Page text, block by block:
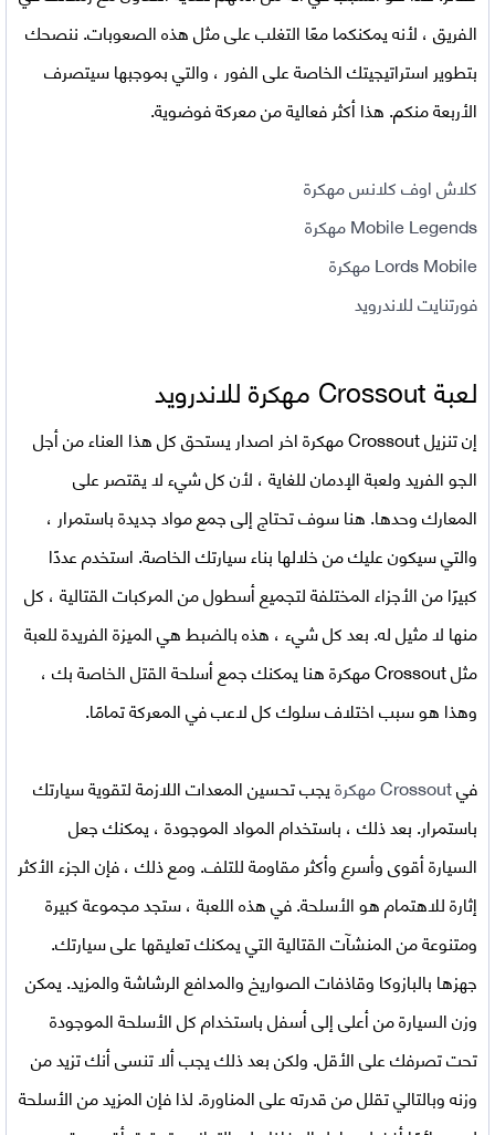
الفريق ، لأنه يمكنكما معًا التغلب على مثل هذه الصعوبات. ننصحك
بتطوير استراتيجيتك الخاصة على الفور ، والتي بموجبها سيتصرف
الأربعة منكم. هذا أكثر فعالية من معركة فوضوية.
كلاش اوف كلانس مهكرة
Mobile Legends مهكرة
Lords Mobile مهكرة
فورتنايت للاندرويد
لعبةCrossout مهكرة للاندرويد
إنتنزيل Crossout مهكرة اخر اصدار
يستحق كل هذا العناء من أجل
الجو الفريد ولعبة الإدمان للغاية ، لأن كل شيء لا يقتصر على
المعارك وحدها. هنا سوف تحتاج إلى جمع مواد جديدة باستمرار ،
والتي سيكون عليك من خلالها بناء سيارتك الخاصة. استخدم عددًا
كبيرًا من الأجزاء المختلفة لتجميع أسطول من المركبات القتالية ، كل
منها لا مثيل له. بعد كل شيء ، هذه بالضبط هي الميزة الفريدة للعبة
مثل Crossout مهكرة هنا يمكنك جمع أسلحة القتل الخاصة بك ،
وهذا هو سبب اختلاف سلوك كل لاعب في المعركة تمامًا.
فيCrossout مهكرة
يجب تحسين المعدات اللازمة لتقوية سيارتك
باستمرار. بعد ذلك ، باستخدام المواد الموجودة ، يمكنك جعل
السيارة أقوى وأسرع وأكثر مقاومة للتلف. ومع ذلك ، فإن الجزء الأكثر
إثارة للاهتمام هو الأسلحة. في هذه اللعبة ، ستجد مجموعة كبيرة
ومتنوعة من المنشآت القتالية التي يمكنك تعليقها على سيارتك.
جهزها بالبازوكا وقاذفات الصواريخ والمدافع الرشاشة والمزيد. يمكن
وزن السيارة من أعلى إلى أسفل باستخدام كل الأسلحة الموجودة
تحت تصرفك على الأقل. ولكن بعد ذلك يجب ألا تنسى أنك تزيد من
وزنه وبالتالي تقلل من قدرته على المناورة. لذا فإن المزيد من الأسلحة